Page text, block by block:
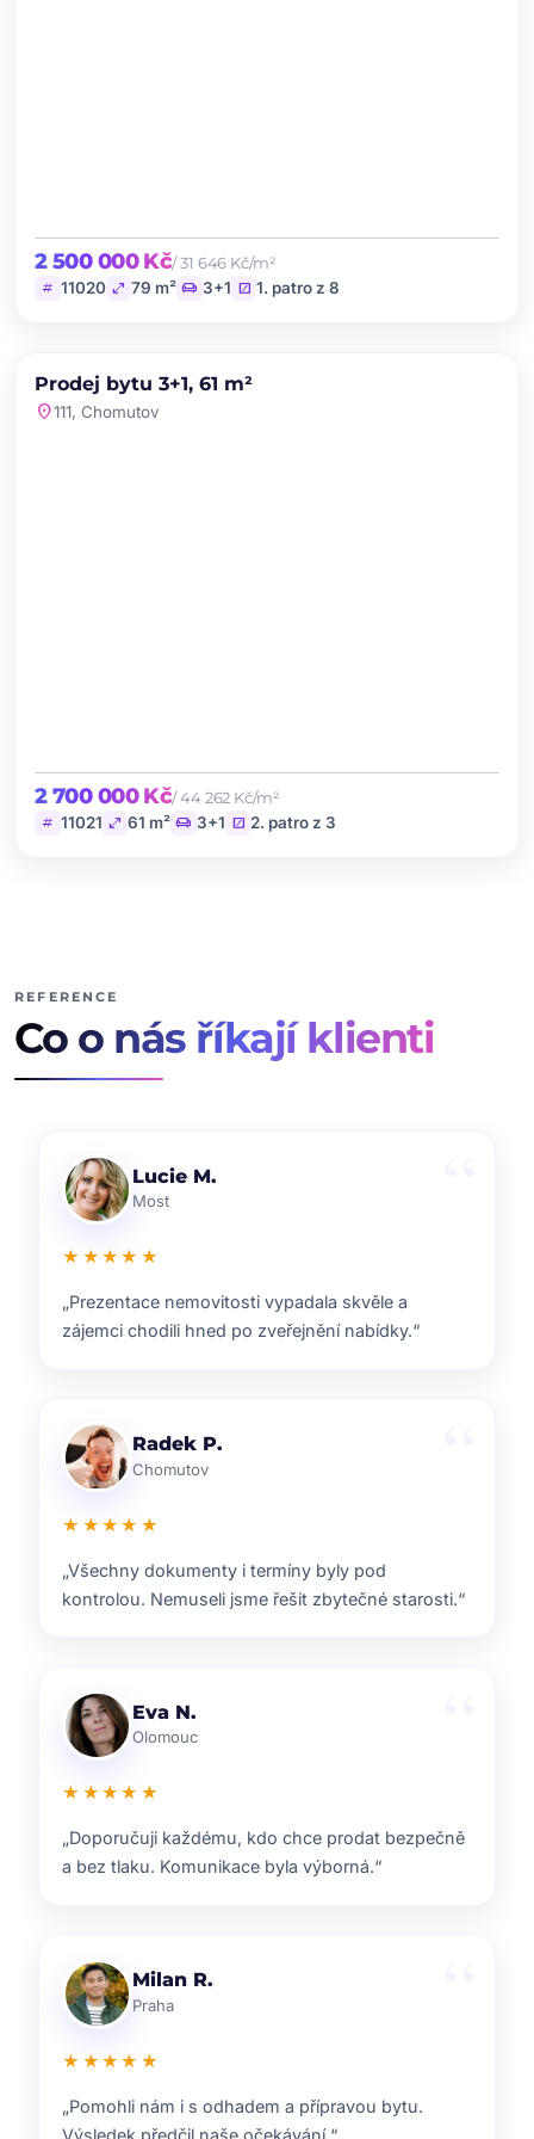
2 500 000 Kč/ 31 646 Kč/m²
tag 11020 open_in_full 79 m² chair 3+1 stairs 1. patro z 8
PRODEJ NOVINKA
Prodej bytu 3+1, 61 m²
location_on111, Chomutov
2 700 000 Kč/ 44 262 Kč/m²
tag 11021 open_in_full 61 m² chair 3+1 stairs 2. patro z 3
REFERENCE
Co o nás říkají klienti
Klára D.
Pardubice
★★★★★
„Rychlá reakce, dobrý marketing a férové jednání.
Přesně takhle si představuji realitní služby.“
Pavel B.
Brno
★★★★★
„Od prvního setkání bylo jasné, že ví, co dělají.
Prodej proběhl hladce a za dobrou cenu.“
Lenka T.
Plzeň
★★★★★
„Velmi příjemná spolupráce. Každý krok nám
vysvětlili a vždy jsme věděli, co nás čeká.“
Ondřej S.
Liberec
★★★★★
„ZOO reality nám pomohli s prodejem domu i s
navazujícím hledáním nového bydlení.“